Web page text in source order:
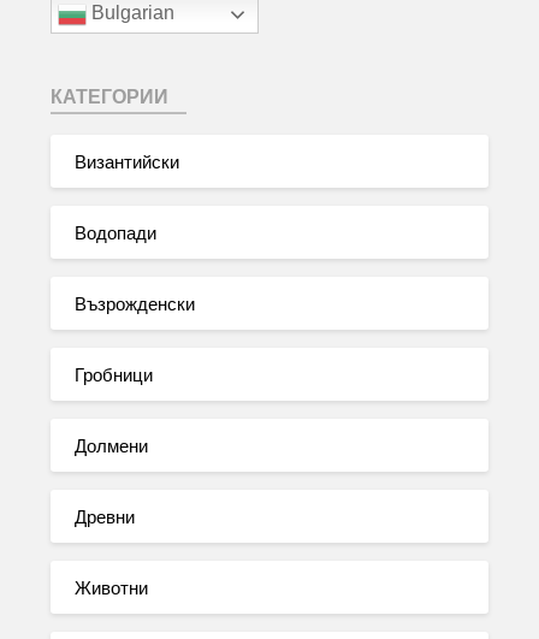
Bulgarian
КАТЕГОРИИ
Византийски
Водопади
Възрожденски
Гробници
Долмени
Древни
Животни